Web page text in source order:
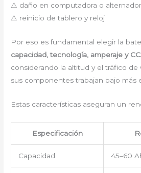
⚠ daño en computadora o alternador
⚠ reinicio de tablero y reloj
Por eso es fundamental elegir la
capacidad, tecnología, amperaje y
considerando la altitud y el tráfico de
sus componentes trabajan bajo más
Estas características aseguran un
Especificación
Capacidad 45–60